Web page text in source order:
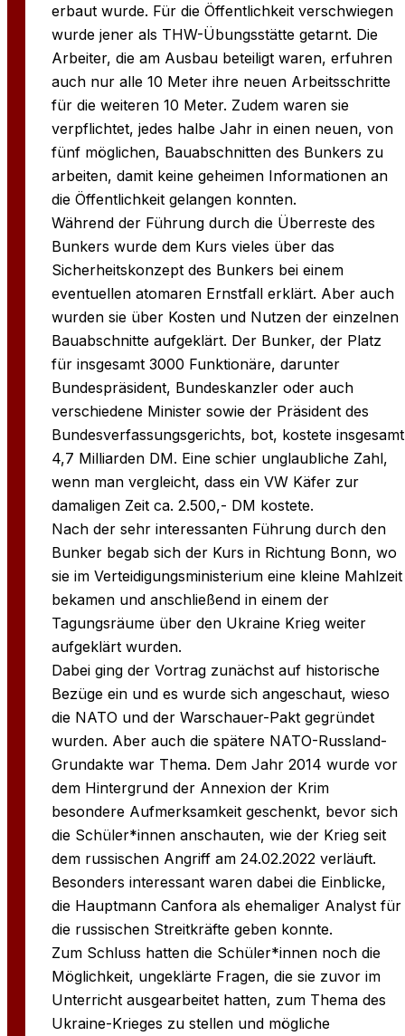
erbaut wurde. Für die Öffentlichkeit verschwiegen
wurde jener als THW-Übungsstätte getarnt. Die
Arbeiter, die am Ausbau beteiligt waren, erfuhren
auch nur alle 10 Meter ihre neuen Arbeitsschritte
für die weiteren 10 Meter. Zudem waren sie
verpflichtet, jedes halbe Jahr in einen neuen, von
fünf möglichen, Bauabschnitten des Bunkers zu
arbeiten, damit keine geheimen Informationen an
die Öffentlichkeit gelangen konnten.
Während der Führung durch die Überreste des
Bunkers wurde dem Kurs vieles über das
Sicherheitskonzept des Bunkers bei einem
eventuellen atomaren Ernstfall erklärt. Aber auch
wurden sie über Kosten und Nutzen der einzelnen
Bauabschnitte aufgeklärt. Der Bunker, der Platz
für insgesamt 3000 Funktionäre, darunter
Bundespräsident, Bundeskanzler oder auch
verschiedene Minister sowie der Präsident des
Bundesverfassungsgerichts, bot, kostete insgesamt
4,7 Milliarden DM. Eine schier unglaubliche Zahl,
wenn man vergleicht, dass ein VW Käfer zur
damaligen Zeit ca. 2.500,- DM kostete.
Nach der sehr interessanten Führung durch den
Bunker begab sich der Kurs in Richtung Bonn, wo
sie im Verteidigungsministerium eine kleine Mahlzeit
bekamen und anschließend in einem der
Tagungsräume über den Ukraine Krieg weiter
aufgeklärt wurden.
Dabei ging der Vortrag zunächst auf historische
Bezüge ein und es wurde sich angeschaut, wieso
die NATO und der Warschauer-Pakt gegründet
wurden. Aber auch die spätere NATO-Russland-
Grundakte war Thema. Dem Jahr 2014 wurde vor
dem Hintergrund der Annexion der Krim
besondere Aufmerksamkeit geschenkt, bevor sich
die Schüler*innen anschauten, wie der Krieg seit
dem russischen Angriff am 24.02.2022 verläuft.
Besonders interessant waren dabei die Einblicke,
die Hauptmann Canfora als ehemaliger Analyst für
die russischen Streitkräfte geben konnte.
Zum Schluss hatten die Schüler*innen noch die
Möglichkeit, ungeklärte Fragen, die sie zuvor im
Unterricht ausgearbeitet hatten, zum Thema des
Ukraine-Krieges zu stellen und mögliche